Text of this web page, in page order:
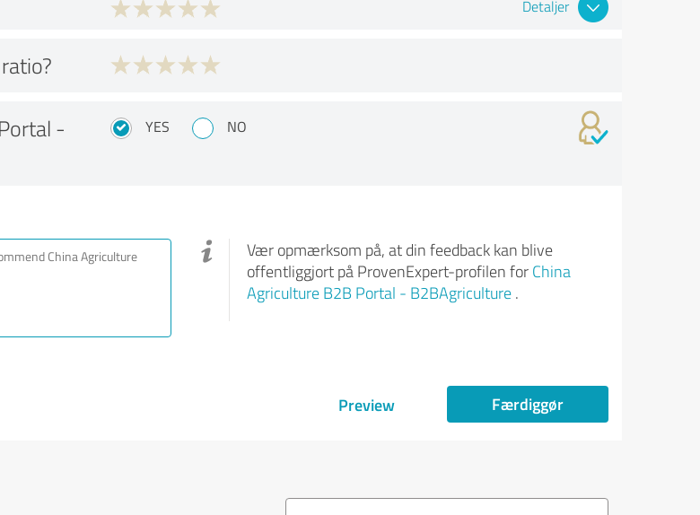
Detaljer
-
YES NO
Vær opmærksom på, at din feedback kan blive
offentliggjort på ProvenExpert-profilen for China
Agriculture B2B Portal - B2BAgriculture.
Preview Færdiggør